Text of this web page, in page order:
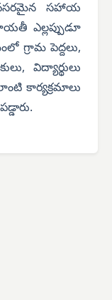
సహాయ
ఎల్లప్పుడూ
గ్రామ పెద్దలు,
విద్యార్థులు
కార్యక్రమాలు